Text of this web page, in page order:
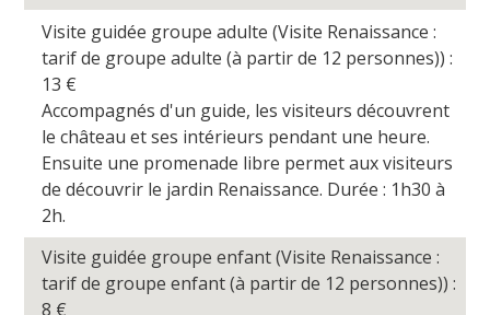
Visite guidée groupe adulte (Visite Renaissance :
tarif de groupe adulte (à partir de 12 personnes)) :
13 €
Accompagnés d'un guide, les visiteurs découvrent
le château et ses intérieurs pendant une heure.
Ensuite une promenade libre permet aux visiteurs
de découvrir le jardin Renaissance. Durée : 1h30 à
2h.
Visite guidée groupe enfant (Visite Renaissance :
tarif de groupe enfant (à partir de 12 personnes)) :
8 €